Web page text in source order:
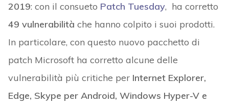
2019: con il consueto Patch Tuesday, ha corretto
49 vulnerabilità che hanno colpito i suoi prodotti.
In particolare, con questo nuovo pacchetto di
patch Microsoft ha corretto alcune delle
vulnerabilità più critiche perInternet Explorer,
Edge, Skype per Android, Windows Hyper-V e